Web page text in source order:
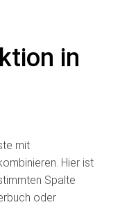
in
mit
Hier ist
Spalte
oder